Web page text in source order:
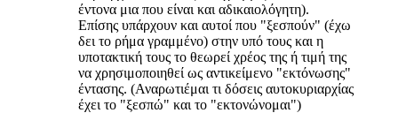
έντονα μια που είναι και αδικαιολόγητη).
Επίσης υπάρχουν και αυτοί που "ξεσπούν" (έχω
δει το ρήμα γραμμένο) στην υπό τους και η
υποτακτική τους το θεωρεί χρέος της ή τιμή της
να χρησιμοποιηθεί ως αντικείμενο "εκτόνωσης"
έντασης. (Αναρωτιέμαι τι δόσεις αυτοκυριαρχίας
έχει το "ξεσπώ" και το "εκτονώνομαι")